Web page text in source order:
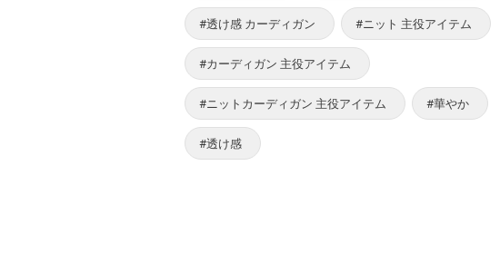
#透け感 カーディガン #ニット 主役アイテム
#カーディガン 主役アイテム
#ニットカーディガン 主役アイテム #華やか
#透け感